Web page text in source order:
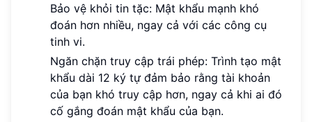
Bảo vệ khỏi tin tặc: Mật khẩu mạnh khó
đoán hơn nhiều, ngay cả với các công cụ
tinh vi.
Ngăn chặn truy cập trái phép: Trình tạo mật
khẩu dài 12 ký tự đảm bảo rằng tài khoản
của bạn khó truy cập hơn, ngay cả khi ai đó
cố gắng đoán mật khẩu của bạn.